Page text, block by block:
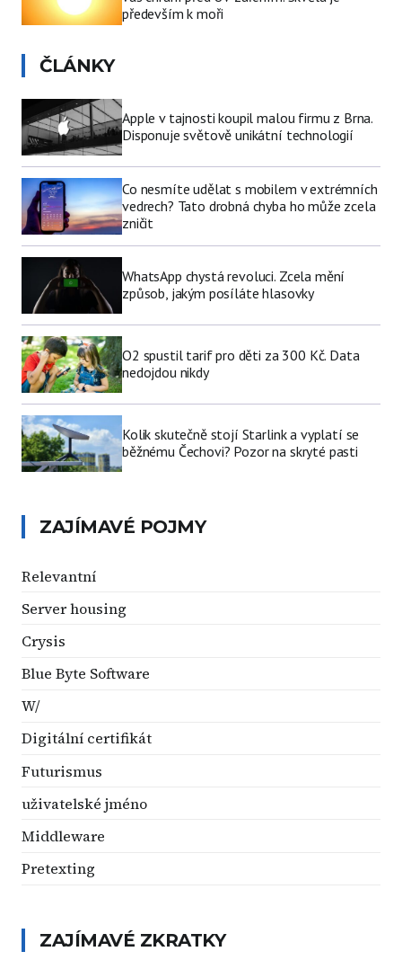
především k moři
ČLÁNKY
Apple v tajnosti koupil malou firmu z Brna.
Disponuje světově unikátní technologií
Co nesmíte udělat s mobilem v extrémních
vedrech? Tato drobná chyba ho může zcela
zničit
WhatsApp chystá revoluci. Zcela mění
způsob, jakým posíláte hlasovky
O2 spustil tarif pro děti za 300 Kč. Data
nedojdou nikdy
Kolik skutečně stojí Starlink a vyplatí se
běžnému Čechovi? Pozor na skryté pasti
ZAJÍMAVÉ POJMY
Relevantní
Server housing
Crysis
Blue Byte Software
W/
Digitální certifikát
Futurismus
uživatelské jméno
Middleware
Pretexting
ZAJÍMAVÉ ZKRATKY